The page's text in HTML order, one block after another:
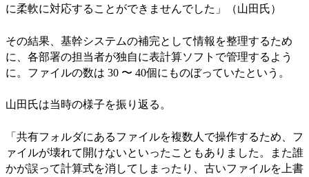
に柔軟に対応することができませんでした」（山田氏）
その結果、基幹システムの補完として情報を整理するため
に、各部署の担当者が独自に表計算ソフトで管理するよう
に。ファイルの数は 30 〜 40個にものぼっていたという。
山田氏は当時の様子を振り返る。
「共有フォルダにあるファイルを複数人で操作するため、フ
ァイルが壊れて開けないといったこともありました。また誰
かが誤って計算式を消してしまったり、古いファイルを上書